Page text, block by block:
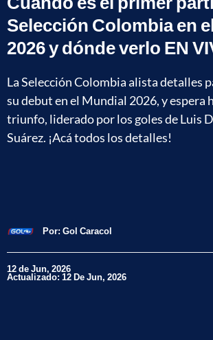
Selección Colombia en
2026 y dónde verlo EN
La Selección Colombia alista detalles
su debut en el Mundial 2026, y espera
triunfo, liderado por los goles de Luis
Suárez. ¡Acá todos los detalles!
Por: Gol Caracol
12 de Jun, 2026
Actualizado: 12 De Jun, 2026